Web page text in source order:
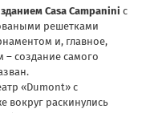
Casa Campanini с
решетками
и, главное,
– создание самого
«Dumont» с
раскинулись